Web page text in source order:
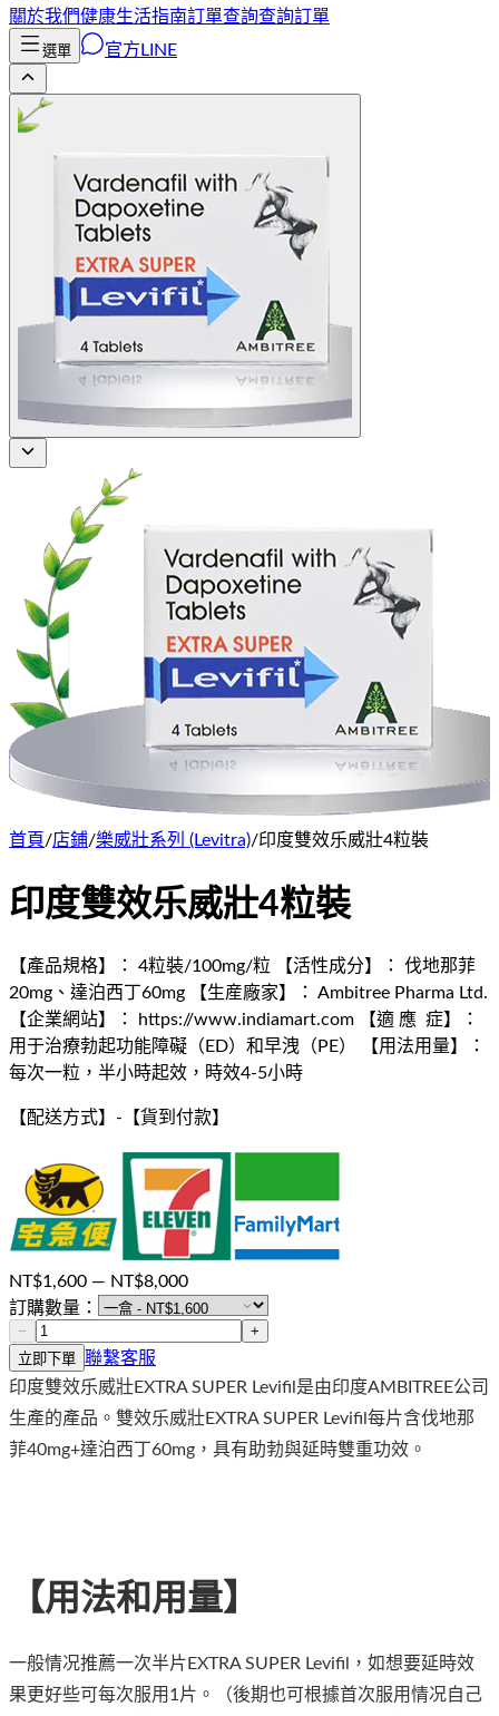
關於我們健康生活指南訂單查詢查詢訂單
選單 官方LINE
首頁/店鋪/樂威壯系列 (Levitra)/印度雙效乐威壯4粒裝
印度雙效乐威壯4粒裝
【產品規格】： 4粒裝/100mg/粒 【活性成分】： 伐地那菲
20mg、達泊西丁60mg 【生産廠家】： Ambitree Pharma Ltd.
【企業網站】： https://www.indiamart.com 【適 應 症】：
用于治療勃起功能障礙（ED）和早洩（PE） 【用法用量】：
每次一粒，半小時起效，時效4-5小時
【配送方式】 - 【貨到付款】
NT$1,600 — NT$8,000
訂購數量：
−
+
立即下單 聯繫客服
印度雙效乐威壯EXTRA SUPER Levifil是由印度AMBITREE公司
生產的產品。雙效乐威壯EXTRA SUPER Levifil每片含伐地那
菲40mg+達泊西丁60mg，具有助勃與延時雙重功效。
【用法和用量】
一般情况推薦一次半片EXTRA SUPER Levifil，如想要延時效
果更好些可每次服用1片。（後期也可根據首次服用情况自己